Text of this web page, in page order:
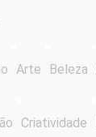
Arte Beleza
Criatividade